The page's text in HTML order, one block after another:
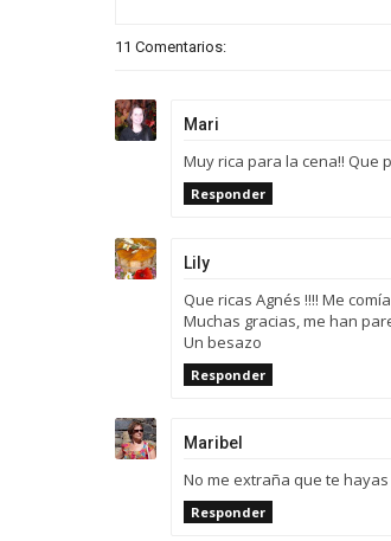
11 Comentarios:
Mari
Muy rica para la cena!! Que
Responder
Lily
Que ricas Agnés !!!! Me
Muchas gracias, me han
Un besazo
Responder
Maribel
No me extraña que te
Responder